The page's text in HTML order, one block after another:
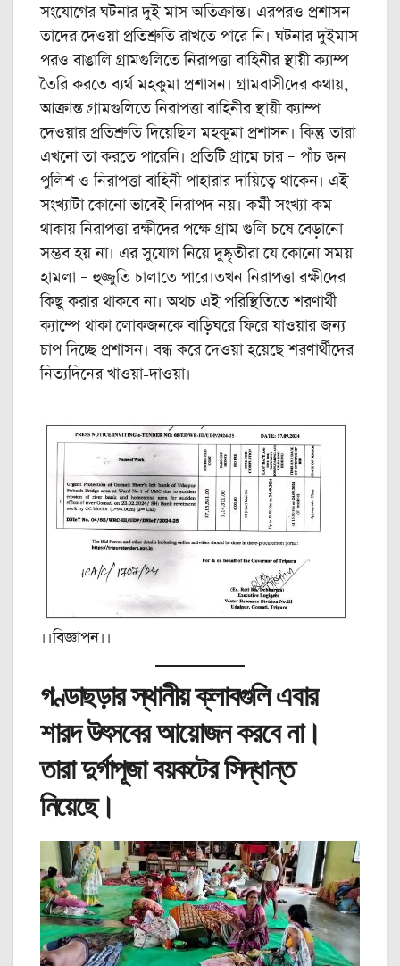
সংযোগের ঘটনার দুই মাস অতিক্রান্ত। এরপরও প্রশাসন
তাদের দেওয়া প্রতিশ্রুতি রাখতে পারে নি। ঘটনার দুইমাস
পরও বাঙালি গ্রামগুলিতে নিরাপত্তা বাহিনীর স্থায়ী ক্যাম্প
তৈরি করতে ব্যর্থ মহকুমা প্রশাসন। গ্রামবাসীদের কথায়,
আক্রান্ত গ্রামগুলিতে নিরাপত্তা বাহিনীর স্থায়ী ক্যাম্প
দেওয়ার প্রতিশ্রুতি দিয়েছিল মহকুমা প্রশাসন। কিন্তু তারা
এখনো তা করতে পারেনি। প্রতিটি গ্রামে চার – পাঁচ জন
পুলিশ ও নিরাপত্তা বাহিনী পাহারার দায়িত্বে থাকেন। এই
সংখ্যাটা কোনো ভাবেই নিরাপদ নয়। কর্মী সংখ্যা কম
থাকায় নিরাপত্তা রক্ষীদের পক্ষে গ্রাম গুলি চষে বেড়ানো
সম্ভব হয় না। এর সুযোগ নিয়ে দুষ্কৃতীরা যে কোনো সময়
হামলা – হুজ্জুতি চালাতে পারে।তখন নিরাপত্তা রক্ষীদের
কিছু করার থাকবে না। অথচ এই পরিস্থিতিতে শরণার্থী
ক্যাম্পে থাকা লোকজনকে বাড়িঘরে ফিরে যাওয়ার জন্য
চাপ দিচ্ছে প্রশাসন। বন্ধ করে দেওয়া হয়েছে শরণার্থীদের
নিত্যদিনের খাওয়া-দাওয়া।
।।বিজ্ঞাপন।।
গণ্ডাছড়ার স্থানীয় ক্লাবগুলি এবার
শারদ উৎসবের আয়োজন করবে না।
তারা দুর্গাপূজা বয়কটের সিদ্ধান্ত
নিয়েছে।